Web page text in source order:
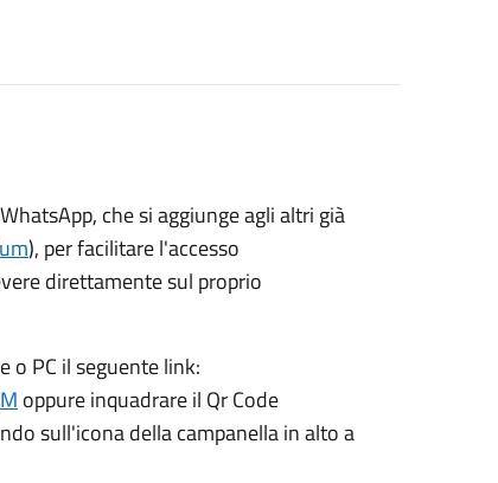
WhatsApp, che si aggiunge agli altri già
), per facilitare l'accesso
direttamente sul proprio
o PC il seguente link:
oppure inquadrare il Qr Code
sull'icona della campanella in alto a